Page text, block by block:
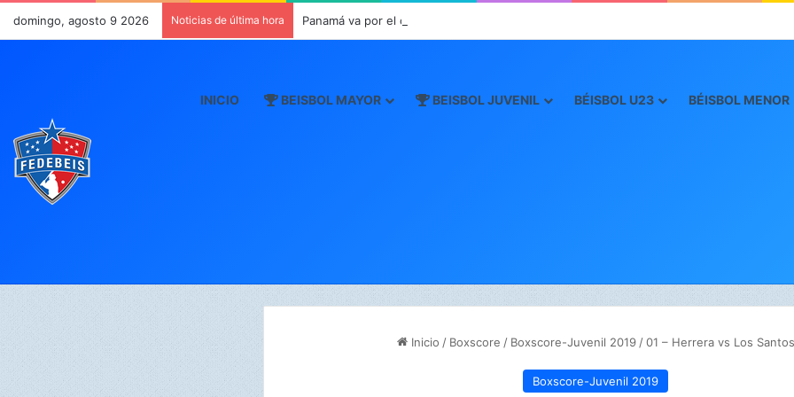
domingo, agosto 9 2026 Noticias de última hora Panamá va por el oro este viernes en JCDC
INICIO BEISBOL MAYOR BEISBOL JUVENIL BÉISBOL U23 BÉISBOL MENOR
Inicio / Boxscore / Boxscore-Juvenil 2019 / 01 – Herrera vs Los Santos
Boxscore-Juvenil 2019